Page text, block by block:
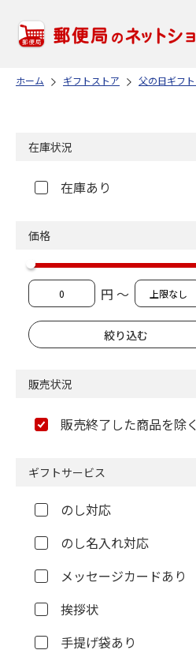
ホーム ギフトストア 父の日ギフ
在庫状況
在庫あり
価格
円 ～
販売状況
販売終了した商品を除く
ギフトサービス
のし対応
のし名入れ対応
メッセージカードあり
挨拶状
手提げ袋あり